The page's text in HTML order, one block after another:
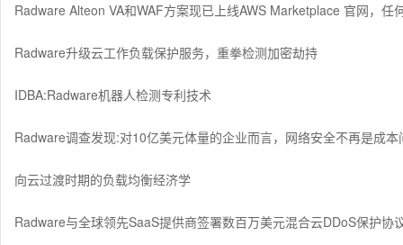
Radware Alteon VA和WAF方案现已上线AWS Marketplace 官网，任
Radware升级云工作负载保护服务，重拳检测加密劫持
IDBA:Radware机器人检测专利技术
Radware调查发现:对10亿美元体量的企业而言，网络安全不再是成
向云过渡时期的负载均衡经济学
Radware与全球领先SaaS提供商签署数百万美元混合云DDoS保护协